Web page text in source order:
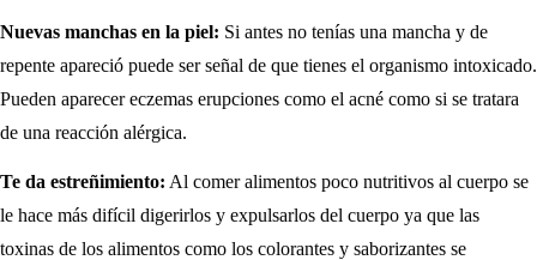
Nuevas manchas en la piel: Si antes no tenías una mancha y de
repente apareció puede ser señal de que tienes el organismo intoxicado.
Pueden aparecer eczemas erupciones como el acné como si se tratara
de una reacción alérgica.
Te da estreñimiento: Al comer alimentos poco nutritivos al cuerpo se
le hace más difícil digerirlos y expulsarlos del cuerpo ya que las
toxinas de los alimentos como los colorantes y saborizantes se